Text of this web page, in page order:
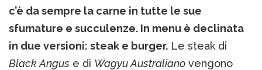
c’è da sempre la carne in tutte le sue
sfumature e succulenze. In menu è declinata
in due versioni: steak e burger. Le steak di
Black Angus e di Wagyu Australiano vengono